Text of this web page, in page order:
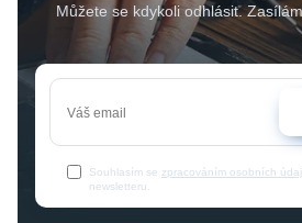
Můžete se kdykoli odhlásit.
Souhlasím se zpracováním osobních
newsletteru.